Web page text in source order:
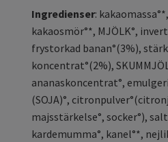
Ingredienser:
kakaosmör°*, MJÖLK°,
frystorkad banan°(3%),
koncentrat°(2%),
ananaskoncentrat°,
(SOJA)°,
majsstärkelse°, socker°),
kardemumma°, kanel°*,